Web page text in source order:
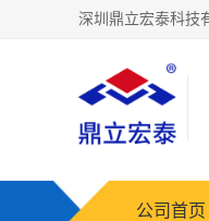
公司首页